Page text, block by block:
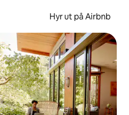
Hyr ut på Airbnb